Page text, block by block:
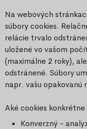
Na webových
súbory cookies.
relácie trvalo
uložené vo vašom
(maximálne 2 roky),
odstránené. Súbory
napr. vašu opakovanú
Aké cookies
Konverzný -